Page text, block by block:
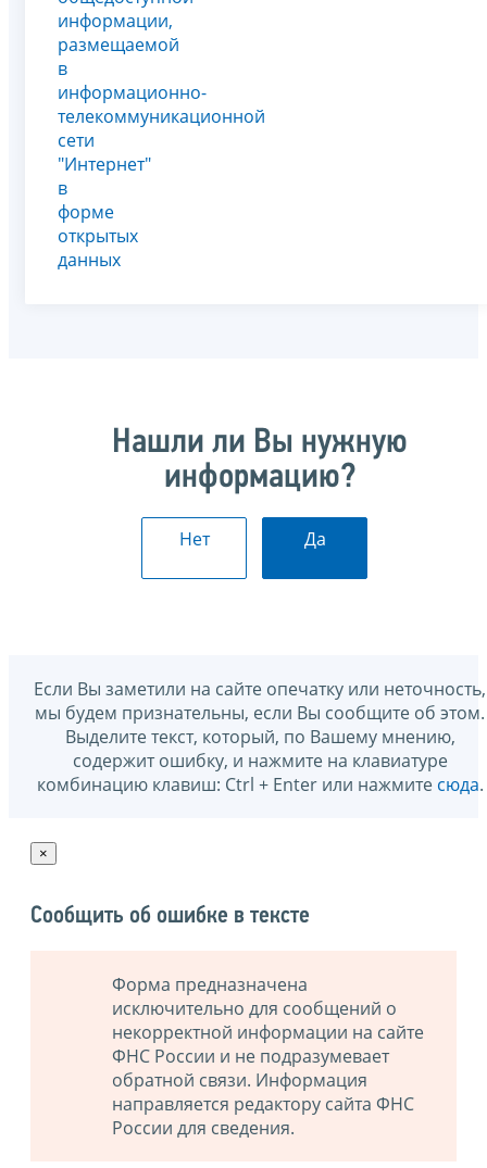
информации,
размещаемой
в
информационно-
телекоммуникационной
сети
"Интернет"
в
форме
открытых
данных
Нашли ли Вы нужную
информацию?
Нет Да
Если Вы заметили на сайте опечатку или неточность,
мы будем признательны, если Вы сообщите об этом.
Выделите текст, который, по Вашему мнению,
содержит ошибку, и нажмите на клавиатуре
комбинацию клавиш: Ctrl + Enter или нажмите сюда.
×
Сообщить об ошибке в тексте
Форма предназначена
исключительно для сообщений о
некорректной информации на сайте
ФНС России и не подразумевает
обратной связи. Информация
направляется редактору сайта ФНС
России для сведения.